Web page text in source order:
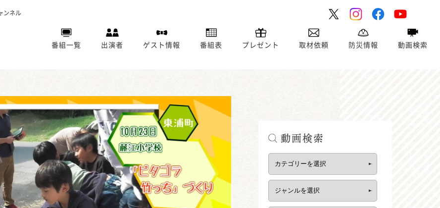
ンネル
番組一覧 出演者 ゲスト情報 番組表 プレゼント 取材依頼 防災情報 動画検索
動画検索